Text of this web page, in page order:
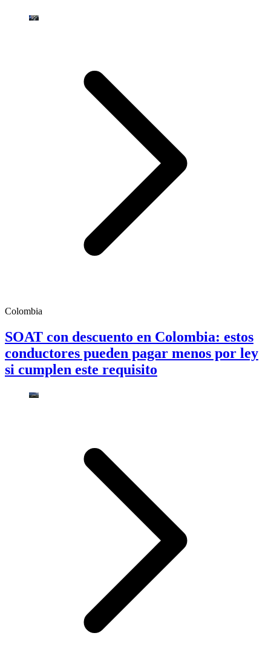
Colombia
SOAT con descuento en Colombia: estos
conductores pueden pagar menos por ley
si cumplen este requisito